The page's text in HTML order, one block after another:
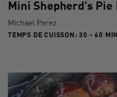
Mini Shepherd's
Michael Perez
TEMPS DE CUISSON:30 - 60 MIN